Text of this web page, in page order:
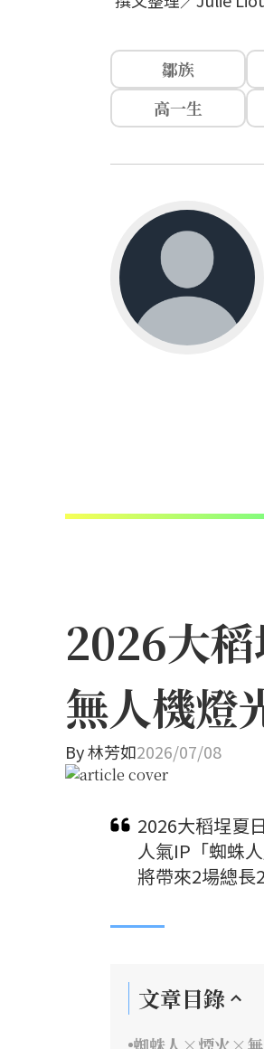
鄒族
高一生
2026大
無人機燈
By林芳如2026/07/08
2026大稻埕夏
人氣IP「蜘蛛
將帶來2場總
文章目錄